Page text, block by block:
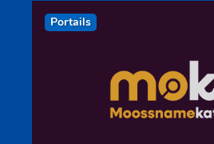
Portails